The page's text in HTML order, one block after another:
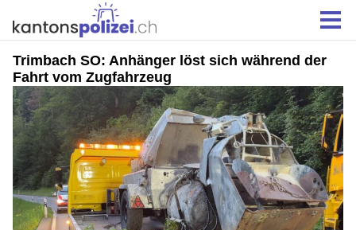
Trimbach SO: Anhänger löst sich während der
Fahrt vom Zugfahrzeug